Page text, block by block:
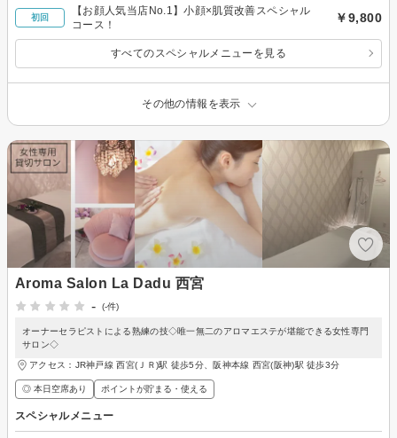
初回
【お顔人気当店No.1】小顔×肌質改善スペシャル
コース！
￥9,800
すべてのスペシャルメニューを見る
その他の情報を表示
Aroma Salon La Dadu 西宮
-
(-件)
オーナーセラピストによる熟練の技◇唯一無二のアロマエステが堪能できる女性専門
サロン◇
アクセス：JR神戸線 西宮(ＪＲ)駅 徒歩5分、阪神本線 西宮(阪神)駅 徒歩3分
◎ 本日空席あり ポイントが貯まる・使える
スペシャルメニュー